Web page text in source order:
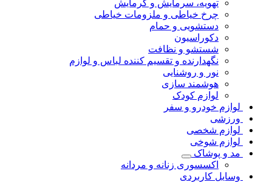
تهویه، سرمایش و گرمایش
چرخ خیاطی و ملزومات خیاطی
دستشویی و حمام
دکوراسیون
شستشو و نظافت
نگهدارنده و تقسیم کننده لباس و لوازم
نور و روشنایی
هوشمند سازی
لوازم کودک
لوازم خودرو و سفر
ورزشی
لوازم شخصی
لوازم شوخی
مد و پوشاک
اکسسوری زنانه و مردانه
وسایل کاربردی